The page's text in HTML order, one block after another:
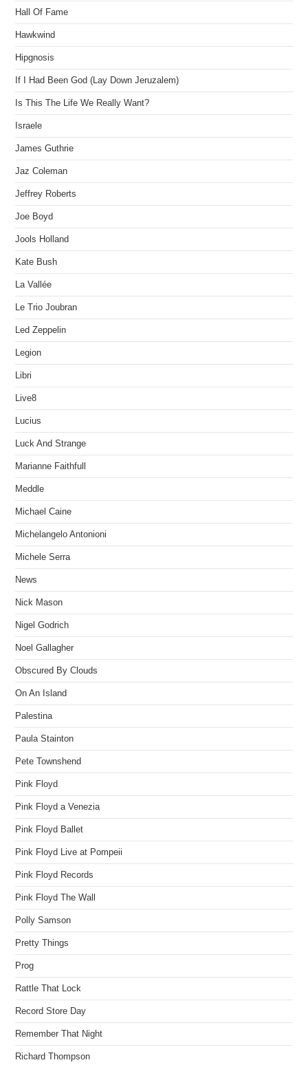
Hall Of Fame
Hawkwind
Hipgnosis
If I Had Been God (Lay Down Jeruzalem)
Is This The Life We Really Want?
Israele
James Guthrie
Jaz Coleman
Jeffrey Roberts
Joe Boyd
Jools Holland
Kate Bush
La Vallée
Le Trio Joubran
Led Zeppelin
Legion
Libri
Live8
Lucius
Luck And Strange
Marianne Faithfull
Meddle
Michael Caine
Michelangelo Antonioni
Michele Serra
News
Nick Mason
Nigel Godrich
Noel Gallagher
Obscured By Clouds
On An Island
Palestina
Paula Stainton
Pete Townshend
Pink Floyd
Pink Floyd a Venezia
Pink Floyd Ballet
Pink Floyd Live at Pompeii
Pink Floyd Records
Pink Floyd The Wall
Polly Samson
Pretty Things
Prog
Rattle That Lock
Record Store Day
Remember That Night
Richard Thompson